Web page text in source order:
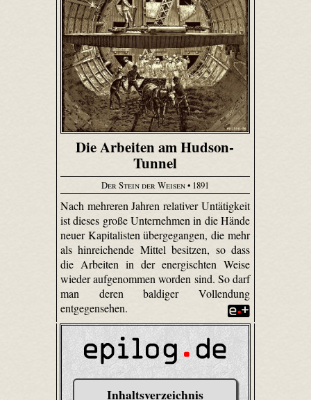
Die Arbeiten am Hudson-
Tunnel
Der Stein der Weisen• 1891
Nach mehreren Jahren relativer Untätigkeit
ist dieses große Unternehmen in die Hände
neuer Kapitalisten übergegangen, die mehr
als hinreichende Mittel besitzen, so dass
die Arbeiten in der energischten Weise
wieder aufgenommen worden sind. So darf
man deren baldiger Vollendung
entgegensehen.
Inhaltsverzeichnis